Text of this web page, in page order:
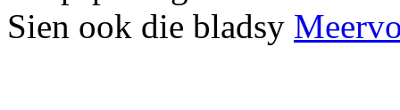
Sien ook die bladsy